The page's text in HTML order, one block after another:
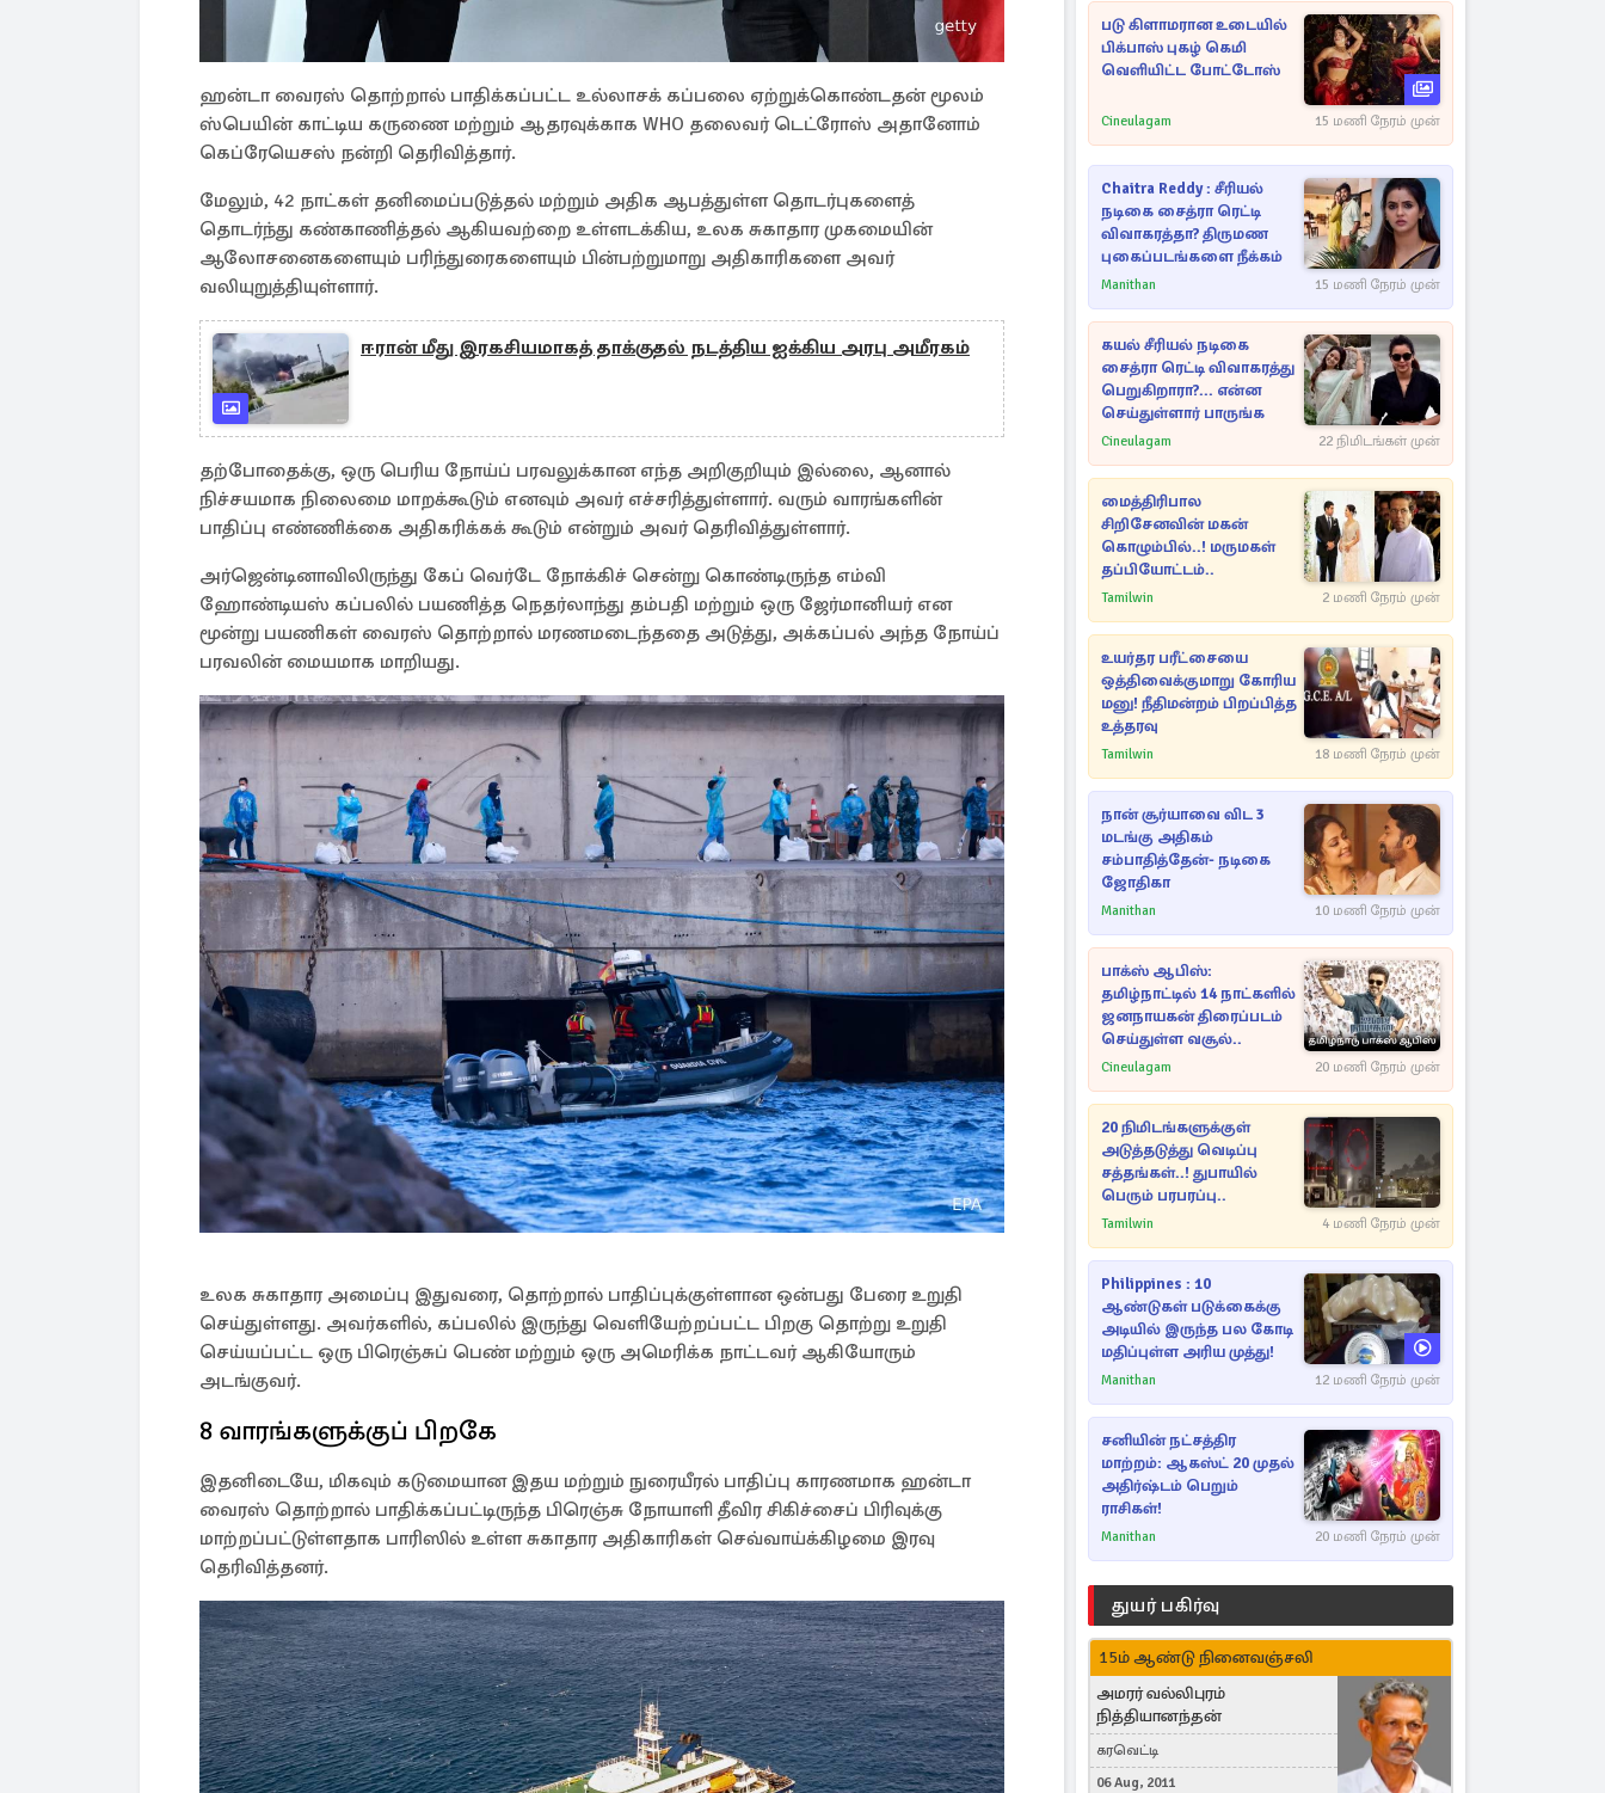
ஹன்டா வைரஸ் தொற்றால் பாதிக்கப்பட்ட உல்லாசக் கப்பலை ஏற்றுக்கொண்டதன் மூலம்
ஸ்பெயின் காட்டிய கருணை மற்றும் ஆதரவுக்காக WHO தலைவர் டெட்ரோஸ் அதானோம்
கெப்ரேயெசஸ் நன்றி தெரிவித்தார்.
மேலும், 42 நாட்கள் தனிமைப்படுத்தல் மற்றும் அதிக ஆபத்துள்ள தொடர்புகளைத்
தொடர்ந்து கண்காணித்தல் ஆகியவற்றை உள்ளடக்கிய, உலக சுகாதார முகமையின்
ஆலோசனைகளையும் பரிந்துரைகளையும் பின்பற்றுமாறு அதிகாரிகளை அவர்
வலியுறுத்தியுள்ளார்.
ஈரான் மீது இரகசியமாகத் தாக்குதல் நடத்திய ஐக்கிய அரபு அமீரகம்
தற்போதைக்கு, ஒரு பெரிய நோய்ப் பரவலுக்கான எந்த அறிகுறியும் இல்லை, ஆனால்
நிச்சயமாக நிலைமை மாறக்கூடும் எனவும் அவர் எச்சரித்துள்ளார். வரும் வாரங்களின்
பாதிப்பு எண்ணிக்கை அதிகரிக்கக் கூடும் என்றும் அவர் தெரிவித்துள்ளார்.
அர்ஜென்டினாவிலிருந்து கேப் வெர்டே நோக்கிச் சென்று கொண்டிருந்த எம்வி
ஹோண்டியஸ் கப்பலில் பயணித்த நெதர்லாந்து தம்பதி மற்றும் ஒரு ஜேர்மானியர் என
மூன்று பயணிகள் வைரஸ் தொற்றால் மரணமடைந்ததை அடுத்து, அக்கப்பல் அந்த நோய்ப்
பரவலின் மையமாக மாறியது.
உலக சுகாதார அமைப்பு இதுவரை, தொற்றால் பாதிப்புக்குள்ளான ஒன்பது பேரை உறுதி
செய்துள்ளது. அவர்களில், கப்பலில் இருந்து வெளியேற்றப்பட்ட பிறகு தொற்று உறுதி
செய்யப்பட்ட ஒரு பிரெஞ்சுப் பெண் மற்றும் ஒரு அமெரிக்க நாட்டவர் ஆகியோரும்
அடங்குவர்.
8 வாரங்களுக்குப் பிறகே
இதனிடையே, மிகவும் கடுமையான இதய மற்றும் நுரையீரல் பாதிப்பு காரணமாக ஹன்டா
வைரஸ் தொற்றால் பாதிக்கப்பட்டிருந்த பிரெஞ்சு நோயாளி தீவிர சிகிச்சைப் பிரிவுக்கு
மாற்றப்பட்டுள்ளதாக பாரிஸில் உள்ள சுகாதார அதிகாரிகள் செவ்வாய்க்கிழமை இரவு
தெரிவித்தனர்.
படு கிளாமரான உடையில்
பிக்பாஸ் புகழ் கெமி
வெளியிட்ட போட்டோஸ்
Cineulagam 15 மணி நேரம் முன்
Chaitra Reddy : சீரியல்
நடிகை சைத்ரா ரெட்டி
விவாகரத்தா? திருமண
புகைப்படங்களை நீக்கம்
Manithan 15 மணி நேரம் முன்
கயல் சீரியல் நடிகை
சைத்ரா ரெட்டி விவாகரத்து
பெறுகிறாரா?... என்ன
செய்துள்ளார் பாருங்க
Cineulagam 22 நிமிடங்கள் முன்
மைத்திரிபால
சிறிசேனவின் மகன்
கொழும்பில்..! மருமகள்
தப்பியோட்டம்..
Tamilwin 2 மணி நேரம் முன்
உயர்தர பரீட்சையை
ஒத்திவைக்குமாறு கோரிய
மனு! நீதிமன்றம் பிறப்பித்த
உத்தரவு
Tamilwin 18 மணி நேரம் முன்
நான் சூர்யாவை விட 3
மடங்கு அதிகம்
சம்பாதித்தேன்- நடிகை
ஜோதிகா
Manithan 10 மணி நேரம் முன்
பாக்ஸ் ஆபிஸ்:
தமிழ்நாட்டில் 14 நாட்களில்
ஜனநாயகன் திரைப்படம்
செய்துள்ள வசூல்..
Cineulagam 20 மணி நேரம் முன்
20 நிமிடங்களுக்குள்
அடுத்தடுத்து வெடிப்பு
சத்தங்கள்..! துபாயில்
பெரும் பரபரப்பு..
Tamilwin 4 மணி நேரம் முன்
Philippines : 10
ஆண்டுகள் படுக்கைக்கு
அடியில் இருந்த பல கோடி
மதிப்புள்ள அரிய முத்து!
Manithan 12 மணி நேரம் முன்
சனியின் நட்சத்திர
மாற்றம்: ஆகஸ்ட் 20 முதல்
அதிர்ஷ்டம் பெறும்
ராசிகள்!
Manithan 20 மணி நேரம் முன்
துயர் பகிர்வு
15ம் ஆண்டு நினைவஞ்சலி
அமரர் வல்லிபுரம்
நித்தியானந்தன்
கரவெட்டி
06 Aug, 2011